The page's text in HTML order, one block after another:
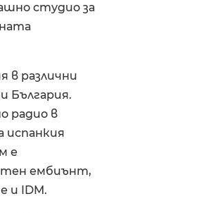
студио за
в различни
България.
радио в
испанкия
е
ембиънт,
и IDM.